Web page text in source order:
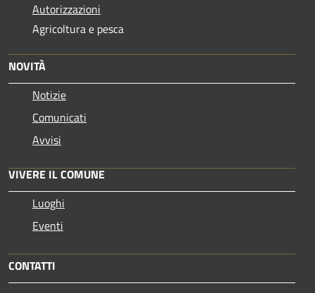
Autorizzazioni
Agricoltura e pesca
NOVITÀ
Notizie
Comunicati
Avvisi
VIVERE IL COMUNE
Luoghi
Eventi
CONTATTI